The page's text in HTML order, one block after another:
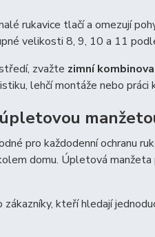
rukavice tlačí a omezují
velikosti 8, 9, 10 a 11
zvažte zimní
lehčí montáže nebo práci
pro každodenní ochranu
domu. Úpletová
kteří hledají